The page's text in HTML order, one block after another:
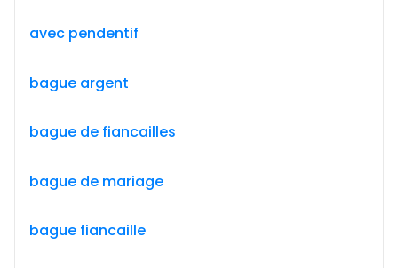
avec pendentif
bague argent
bague de fiancailles
bague de mariage
bague fiancaille